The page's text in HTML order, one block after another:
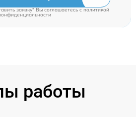
заявку" Вы соглашаетесь cполитикой
работы